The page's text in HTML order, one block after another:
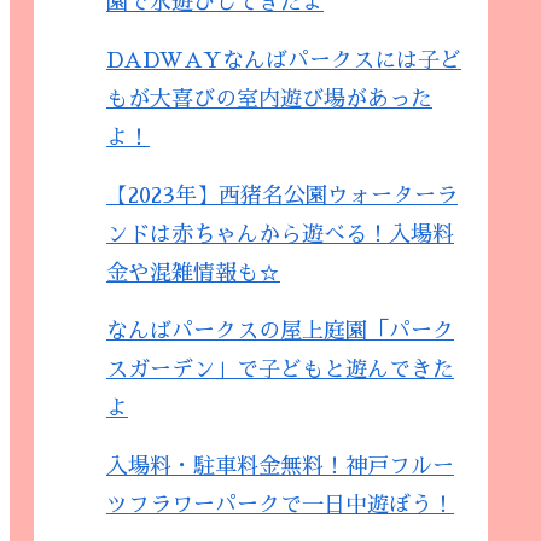
DADWAYなんばパークスには子ど
もが大喜びの室内遊び場があった
よ！
【2023年】西猪名公園ウォーターラ
ンドは赤ちゃんから遊べる！入場料
金や混雑情報も☆
なんばパークスの屋上庭園「パーク
スガーデン」で子どもと遊んできた
よ
入場料・駐車料金無料！神戸フルー
ツフラワーパークで一日中遊ぼう！